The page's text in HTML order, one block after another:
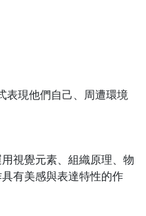
表現他們自己、周遭環境
視覺元素、組織原理、物
有美感與表達特性的作